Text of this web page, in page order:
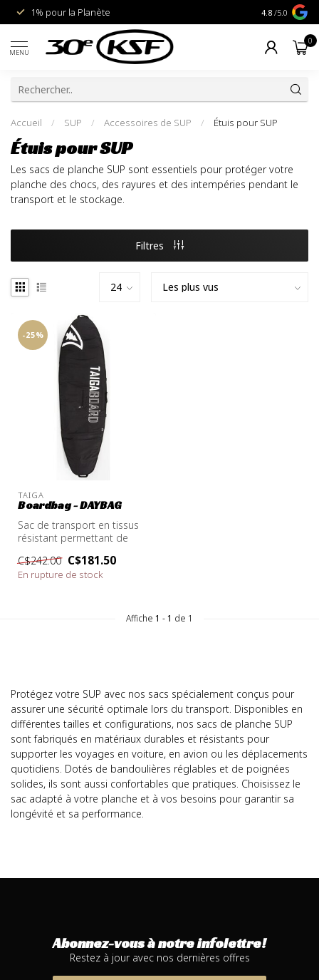
1% pour la Planète Livraison
4.8 /5.0
MENU
0
Accueil / SUP / Accessoires de SUP / Étuis pour SUP
Étuis pour SUP
Les sacs de planche SUP sont essentiels pour protéger votre
planche des chocs, des rayures et des intempéries pendant le
transport et le stockage.
Filtres
-25%
TAIGA
Boardbag - DAYBAG
Sac de transport en tissus
résistant permettant de
t...
C$242.00 C$181.50
En rupture de stock
Affiche 1 - 1 de 1
Protégez votre SUP avec nos sacs spécialement conçus pour
assurer une sécurité optimale lors du transport. Disponibles en
différentes tailles et configurations, nos sacs de planche SUP
sont fabriqués en matériaux durables et résistants pour
supporter les voyages en voiture, en avion ou les déplacements
quotidiens. Dotés de bandoulières réglables et de poignées
solides, ils sont aussi confortables que pratiques. Choisissez le
sac adapté à votre planche et à vos besoins pour garantir sa
longévité et sa performance.
Abonnez-vous à notre infolettre!
Restez à jour avec nos dernières offres